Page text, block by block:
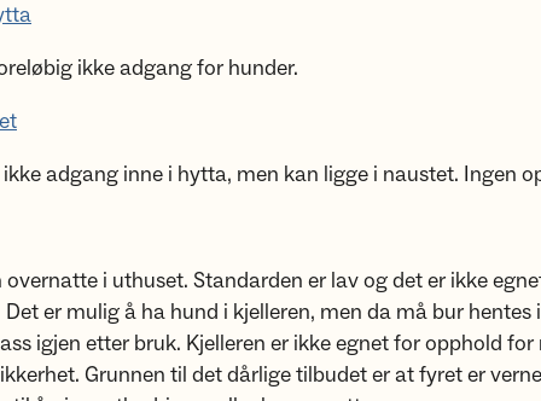
ikke adgang for hunder.
adgang inne i hytta, men kan ligge i naustet. Ingen
overnatte i uthuset. Standarden er lav og det er ikke
Det er mulig å ha hund i kjelleren, men da må bur hentes
igjen etter bruk. Kjelleren er ikke egnet for opphold for
Grunnen til det dårlige tilbudet er at fyret er